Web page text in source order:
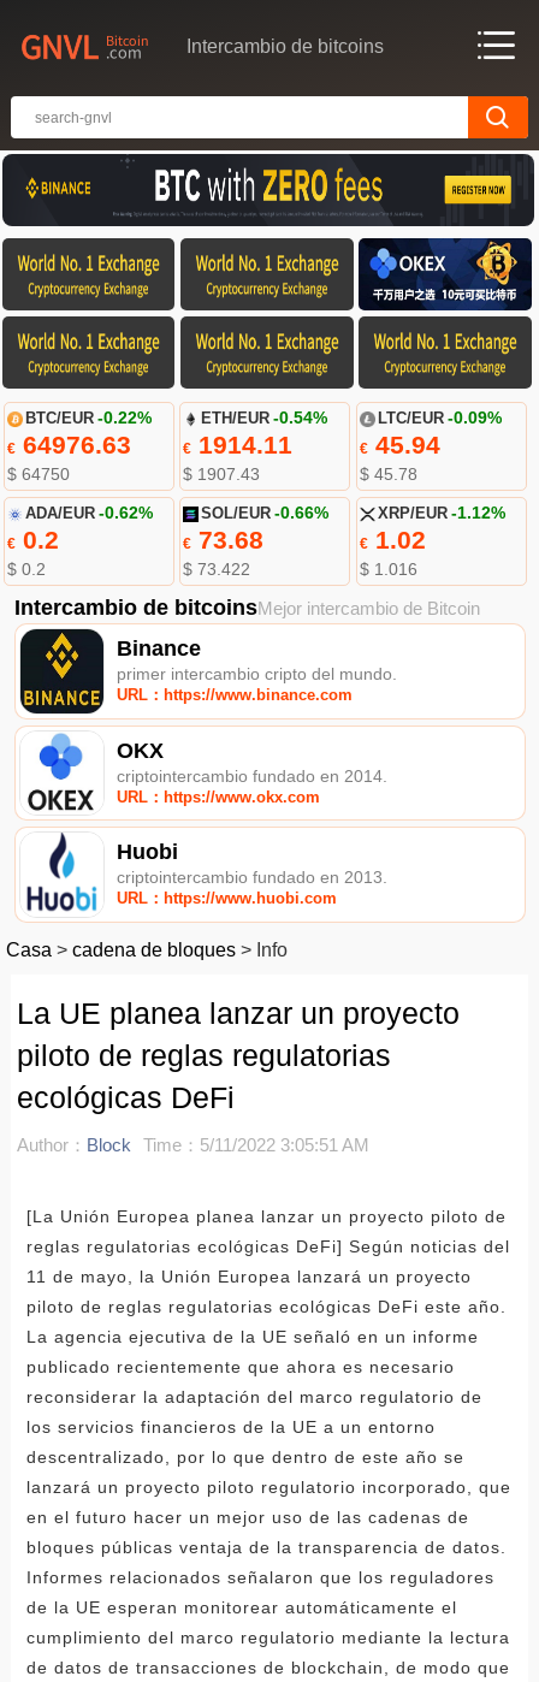
Intercambio de bitcoins
BTC/EUR -0.22%
€64976.63
$ 64750
ETH/EUR -0.54%
€ 1914.11
$ 1907.43
LTC/EUR -0.09%
€45.94
$ 45.78
ADA/EUR -0.62%
€0.2
$ 0.2
SOL/EUR -0.66%
€ 73.68
$ 73.422
XRP/EUR -1.12%
€1.02
$ 1.016
Intercambio de bitcoinsMejor intercambio de Bitcoin
Binance
primer intercambio cripto del mundo.
URL：https://www.binance.com
OKX
criptointercambio fundado en 2014.
URL：https://www.okx.com
Huobi
criptointercambio fundado en 2013.
URL：https://www.huobi.com
Casa > cadena de bloques > Info
La UE planea lanzar un proyecto
piloto de reglas regulatorias
ecológicas DeFi
Author： Block Time：5/11/2022 3:05:51 AM
[La Unión Europea planea lanzar un proyecto piloto de
reglas regulatorias ecológicas DeFi] Según noticias del
11 de mayo, la Unión Europea lanzará un proyecto
piloto de reglas regulatorias ecológicas DeFi este año.
La agencia ejecutiva de la UE señaló en un informe
publicado recientemente que ahora es necesario
reconsiderar la adaptación del marco regulatorio de
los servicios financieros de la UE a un entorno
descentralizado, por lo que dentro de este año se
lanzará un proyecto piloto regulatorio incorporado, que
en el futuro hacer un mejor uso de las cadenas de
bloques públicas ventaja de la transparencia de datos.
Informes relacionados señalaron que los reguladores
de la UE esperan monitorear automáticamente el
cumplimiento del marco regulatorio mediante la lectura
de datos de transacciones de blockchain, de modo que